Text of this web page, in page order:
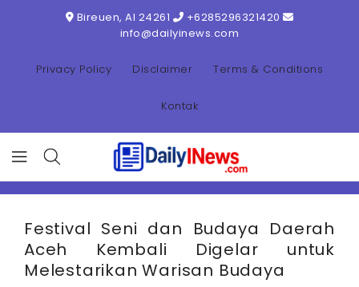
Bireuen, AI 24261
+6285296321420
info@dailyinews.com
Privacy Policy Disclaimer Terms & Conditions
Kontak
Festival Seni dan Budaya Daerah
Aceh Kembali Digelar untuk
Melestarikan Warisan Budaya